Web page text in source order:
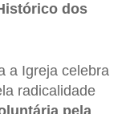
dos
a Igreja celebra
radicalidade
pela